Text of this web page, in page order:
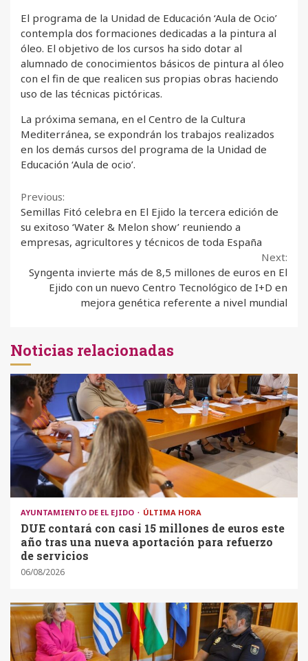
El programa de la Unidad de Educación ‘Aula de Ocio’
contempla dos formaciones dedicadas a la pintura al
óleo. El objetivo de los cursos ha sido dotar al
alumnado de conocimientos básicos de pintura al óleo
con el fin de que realicen sus propias obras haciendo
uso de las técnicas pictóricas.
La próxima semana, en el Centro de la Cultura
Mediterránea, se expondrán los trabajos realizados
en los demás cursos del programa de la Unidad de
Educación ‘Aula de ocio’.
Continue
Reading
Previous:
Semillas Fitó celebra en El Ejido la tercera edición de
su exitoso ‘Water & Melon show’ reuniendo a
empresas, agricultores y técnicos de toda España
Next:
Syngenta invierte más de 8,5 millones de euros en El
Ejido con un nuevo Centro Tecnológico de I+D en
mejora genética referente a nivel mundial
Noticias relacionadas
AYUNTAMIENTO DE EL EJIDO ÚLTIMA HORA
DUE contará con casi 15 millones de euros este
año tras una nueva aportación para refuerzo
de servicios
06/08/2026